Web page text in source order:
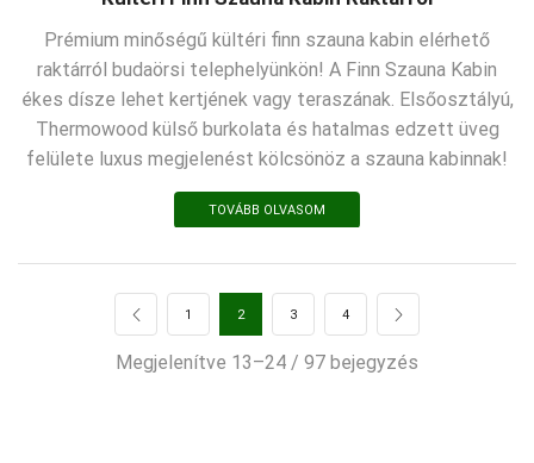
Prémium minőségű kültéri finn szauna kabin elérhető
raktárról budaörsi telephelyünkön! A Finn Szauna Kabin
ékes dísze lehet kertjének vagy teraszának. Elsőosztályú,
Thermowood külső burkolata és hatalmas edzett üveg
felülete luxus megjelenést kölcsönöz a szauna kabinnak!
TOVÁBB OLVASOM
Megjelenítve 13–24 / 97 bejegyzés
1 2 3 4